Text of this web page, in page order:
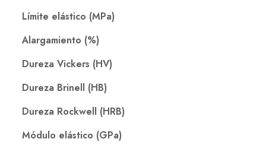
Límite elástico (MPa)
Alargamiento (%)
Dureza Vickers (HV)
Dureza Brinell (HB)
Dureza Rockwell (HRB)
Módulo elástico (GPa)